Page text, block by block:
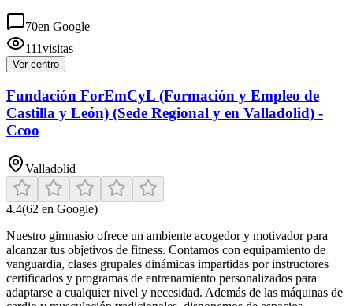
70en Google
111visitas
Ver centro
Fundación ForEmCyL (Formación y Empleo de
Castilla y León) (Sede Regional y en Valladolid) -
Ccoo
Valladolid
4.4(62 en Google)
Nuestro gimnasio ofrece un ambiente acogedor y motivador para
alcanzar tus objetivos de fitness. Contamos con equipamiento de
vanguardia, clases grupales dinámicas impartidas por instructores
certificados y programas de entrenamiento personalizados para
adaptarse a cualquier nivel y necesidad. Además de las máquinas de